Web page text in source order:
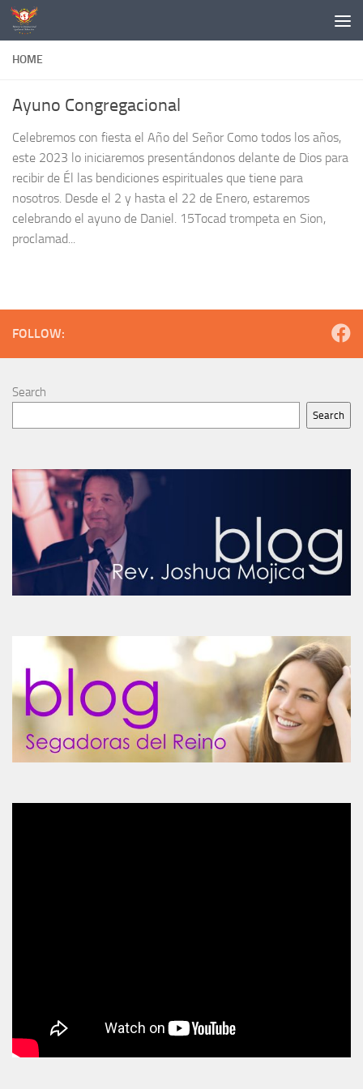
Skip to content
HOME
Ayuno Congregacional
Celebremos con fiesta el Año del Señor Como todos los años,
este 2023 lo iniciaremos presentándonos delante de Dios para
recibir de Él las bendiciones espirituales que tiene para
nosotros. Desde el 2 y hasta el 22 de Enero, estaremos
celebrando el ayuno de Daniel. 15Tocad trompeta en Sion,
proclamad...
FOLLOW:
Search
Search